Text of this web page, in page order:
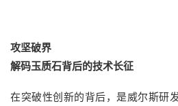
攻坚破界
解码玉质石背后的技术长征
在突破性创新的背后，是威尔斯研